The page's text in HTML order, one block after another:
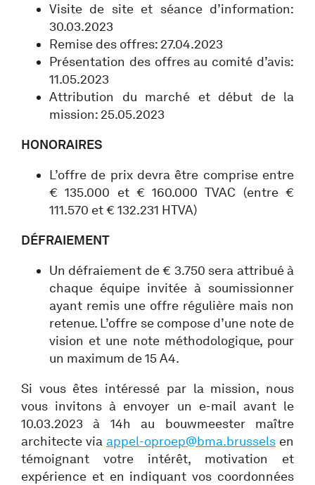
Visite de site et séance d’information:
30.03.2023
Remise des offres: 27.04.2023
Présentation des offres au comité d’avis:
11.05.2023
Attribution du marché et début de la
mission: 25.05.2023
HONORAIRES
L’offre de prix devra être comprise entre
€ 135.000 et € 160.000 TVAC (entre €
111.570 et € 132.231 HTVA)
DÉFRAIEMENT
Un défraiement de € 3.750 sera attribué à
chaque équipe invitée à soumissionner
ayant remis une offre régulière mais non
retenue. L’offre se compose d’une note de
vision et une note méthodologique, pour
un maximum de 15 A4.
Si vous êtes intéressé par la mission, nous
vous invitons à envoyer un e-mail avant le
10.03.2023 à 14h au bouwmeester maître
architecte via appel-oproep@bma.brussels en
témoignant votre intérêt, motivation et
expérience et en indiquant vos coordonnées